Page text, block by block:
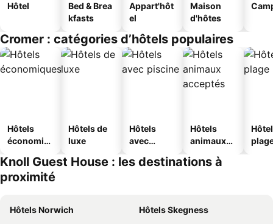
Hôtel
Bed & Brea
kfasts
Appart'hôt
el
Maison
d'hôtes
Cromer : catégories d’hôtels populaires
Hôtels
économiq
Hôtels de
luxe
Hôtels
avec
Hôtels
animaux
Knoll Guest House : les destinations à
proximité
Hôtels Norwich
Hôtels Skegness